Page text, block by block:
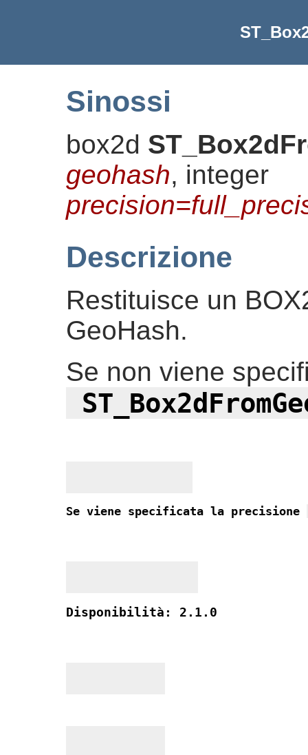
Sinossi
box2d
geohash, integer
Descrizione
Restituisce un
GeoHash.
Se non viene
Se viene specificata la precisione
Disponibilità: 2.1.0